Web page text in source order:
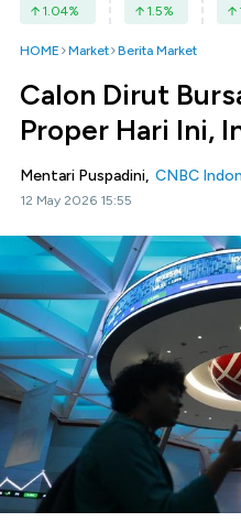
1.04% 1.5%
HOME Market Berita Market
Calon Dirut
Proper Hari Ini,
Mentari Puspadini, CNBC
12 May 2026 15:55